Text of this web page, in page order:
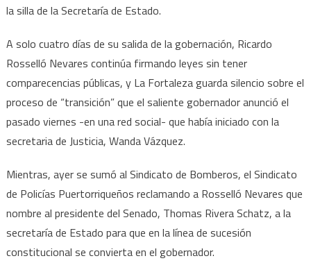
la silla de la Secretaría de Estado.
A solo cuatro días de su salida de la gobernación, Ricardo
Rosselló Nevares continúa firmando leyes sin tener
comparecencias públicas, y La Fortaleza guarda silencio sobre el
proceso de “transición” que el saliente gobernador anunció el
pasado viernes -en una red social- que había iniciado con la
secretaria de Justicia, Wanda Vázquez.
Mientras, ayer se sumó al Sindicato de Bomberos, el Sindicato
de Policías Puertorriqueños reclamando a Rosselló Nevares que
nombre al presidente del Senado, Thomas Rivera Schatz, a la
secretaría de Estado para que en la línea de sucesión
constitucional se convierta en el gobernador.